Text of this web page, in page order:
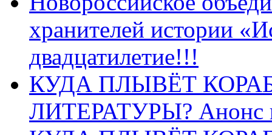
хранителей истории
двадцатилетие!!!
КУДА ПЛЫВЁТ
ЛИТЕРАТУРЫ? Анонс